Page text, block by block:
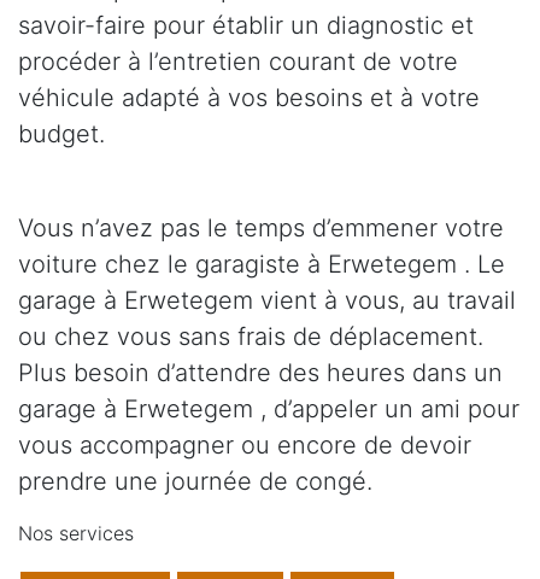
savoir-faire pour établir un diagnostic et
procéder à l’entretien courant de votre
véhicule adapté à vos besoins et à votre
budget.
Vous n’avez pas le temps d’emmener votre
voiture chez le garagiste à Erwetegem . Le
garage à Erwetegem vient à vous, au travail
ou chez vous sans frais de déplacement.
Plus besoin d’attendre des heures dans un
garage à Erwetegem , d’appeler un ami pour
vous accompagner ou encore de devoir
prendre une journée de congé.
Nos services